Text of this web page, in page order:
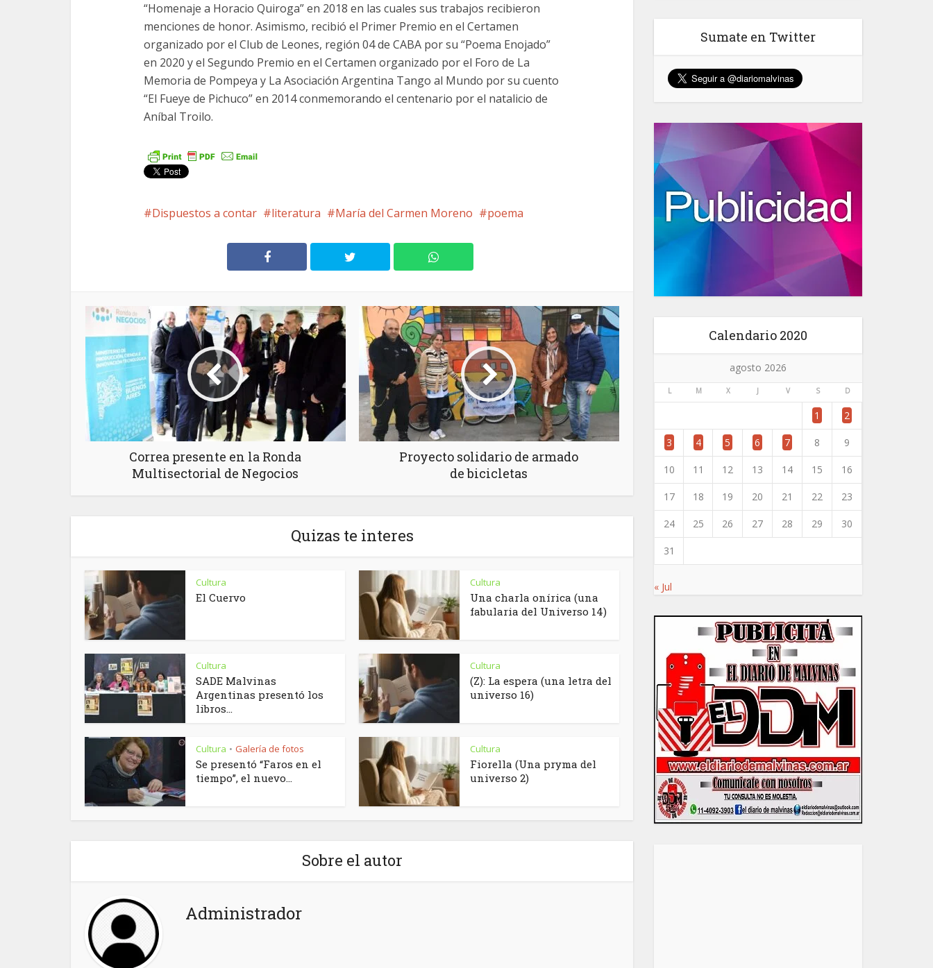
“Homenaje a Horacio Quiroga” en 2018 en las cuales sus trabajos recibieron
menciones de honor. Asimismo, recibió el Primer Premio en el Certamen
organizado por el Club de Leones, región 04 de CABA por su “Poema Enojado”
en 2020 y el Segundo Premio en el Certamen organizado por el Foro de La
Memoria de Pompeya y La Asociación Argentina Tango al Mundo por su cuento
“El Fueye de Pichuco” en 2014 conmemorando el centenario por el natalicio de
Aníbal Troilo.
Dispuestos a contar literatura María del Carmen Moreno poema
Correa presente en la Ronda
Multisectorial de Negocios
Proyecto solidario de armado
de bicicletas
Quizas te interes
Cultura
El Cuervo
Cultura
Una charla onírica (una
fabularia del Universo 14)
Cultura
SADE Malvinas
Argentinas presentó los
libros...
Cultura
(Z): La espera (una letra del
universo 16)
Cultura • Galería de fotos
Se presentó “Faros en el
tiempo”, el nuevo...
Cultura
Fiorella (Una pryma del
universo 2)
Sobre el autor
Administrador
Sumate en Twitter
Calendario 2020
agosto 2026
L M X J V S D
1 2
3 4 5 6 7 8 9
10 11 12 13 14 15 16
17 18 19 20 21 22 23
24 25 26 27 28 29 30
31
« Jul